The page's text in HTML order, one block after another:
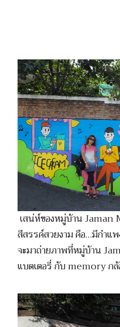
เสน่ห์ของหมู่บ้าน
สีสรรค์สวยงาม คือ…มีกำแ
จะมาถ่ายภาพที่หมู่บ้าน
แบตเตอรี่ กับ memory ก